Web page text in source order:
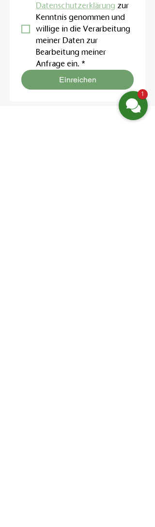
Datenschutzerklärung zur
Kenntnis genommen und
willige in die Verarbeitung
meiner Daten zur
Bearbeitung meiner
Anfrage ein. *
Einreichen
1